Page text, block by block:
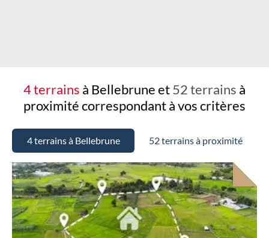
4 terrains à Bellebrune et52 terrains à
proximitécorrespondant à vos critères
4 terrains à Bellebrune 52 terrains à proximité